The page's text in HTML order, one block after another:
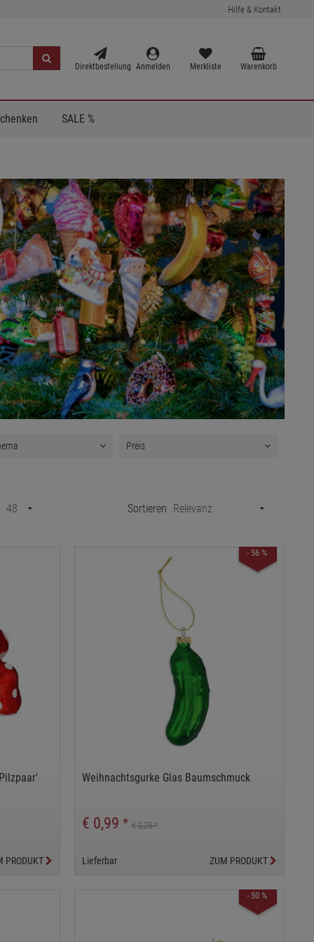
Hilfe & Kontakt
Direktbestellung Anmelden Merkliste Warenkorb
SALE %
Preis
Sortieren
PRODUKT
- 56 %
Weihnachtsgurke Glas Baumschmuck
€ 0,99 * € 2,25*
Lieferbar ZUM PRODUKT
- 50 %